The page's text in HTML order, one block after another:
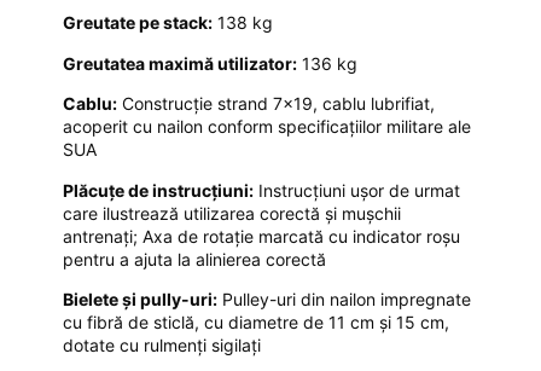
Greutate pe stack:138 kg
Greutatea maximă utilizator:136 kg
Cablu:Construcție strand 7×19, cablu lubrifiat,
acoperit cu nailon conform specificațiilor militare ale
SUA
Plăcuțe de instrucțiuni:Instrucțiuni ușor de urmat
care ilustrează utilizarea corectă și mușchii
antrenați; Axa de rotație marcată cu indicator roșu
pentru a ajuta la alinierea corectă
Bielete și pully-uri:Pulley-uri din nailon impregnate
cu fibră de sticlă, cu diametre de 11 cm și 15 cm,
dotate cu rulmenți sigilați